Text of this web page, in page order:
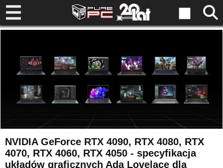
NVIDIA GeForce RTX 4090, RTX 4080, RTX
4070, RTX 4060, RTX 4050 - specyfikacja
układów graficznych Ada Lovelace dla